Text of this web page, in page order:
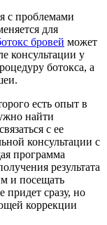
с проблемами
для
бровей может
консультации у
ботокса, а
есть опыт в
найти
с ее
консультации с
программа
результата
и посещать
придет сразу, но
коррекции